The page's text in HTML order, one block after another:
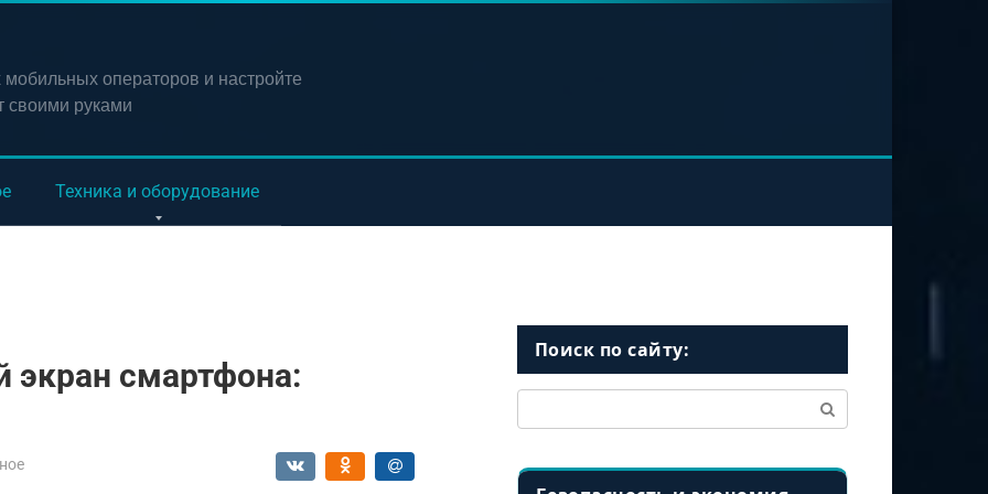
мобильных операторов и настройте
своими руками
Техника и оборудование
экран смартфона:
Поиск по сайту: